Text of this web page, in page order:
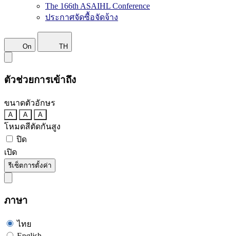
The 166th ASAIHL Conference
ประกาศจัดซื้อจัดจ้าง
On TH
ตัวช่วยการเข้าถึง
ขนาดตัวอักษร
A A A
โหมดสีตัดกันสูง
ปิด
เปิด
รีเซ็ตการตั้งค่า
ภาษา
ไทย